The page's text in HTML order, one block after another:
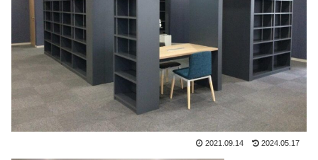
2021.09.14 2024.05.17